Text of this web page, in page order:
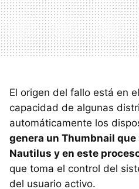
El origen del fallo está en
capacidad de algunas
automáticamente los
genera un Thumbnail
Nautilus y en este
que toma el control del
del usuario activo.